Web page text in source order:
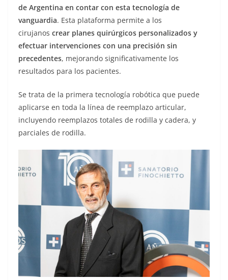
de Argentina en contar con esta tecnología de
vanguardia. Esta plataforma permite a los
cirujanos crear planes quirúrgicos personalizados y
efectuar intervenciones con una precisión sin
precedentes, mejorando significativamente los
resultados para los pacientes.
Se trata de la primera tecnología robótica que puede
aplicarse en toda la línea de reemplazo articular,
incluyendo reemplazos totales de rodilla y cadera, y
parciales de rodilla.